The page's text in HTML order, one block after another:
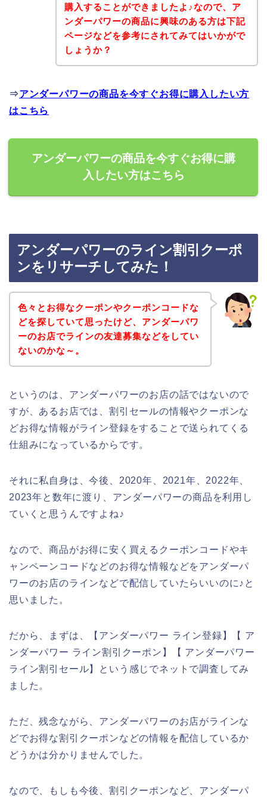
購入することができましたよ♪なので、ア
ンダーパワーの商品に興味のある方は下記
ページなどを参考にされてみてはいかがで
しょうか？
⇒アンダーパワーの商品を今すぐお得に購入したい方
はこちら
アンダーパワーの商品を今すぐお得に購
入したい方はこちら
アンダーパワーのライン割引クーポ
ンをリサーチしてみた！
色々とお得なクーポンやクーポンコードな
どを探していて思ったけど、アンダーパワ
ーのお店でラインの友達募集などをしてい
ないのかな～。
というのは、アンダーパワーのお店の話ではないので
すが、あるお店では、割引セールの情報やクーポンな
どお得な情報がライン登録をすることで送られてくる
仕組みになっているからです。
それに私自身は、今後、2020年、2021年、2022年、
2023年と数年に渡り、アンダーパワーの商品を利用し
ていくと思うんですよね♪
なので、商品がお得に安く買えるクーポンコードやキ
ャンペーンコードなどのお得な情報などをアンダーパ
ワーのお店のラインなどで配信していたらいいのに♪と
思いました。
だから、まずは、【アンダーパワー ライン登録】【 ア
ンダーパワー ライン割引クーポン】【 アンダーパワー
ライン割引セール】という感じでネットで調査してみ
ました。
ただ、残念ながら、アンダーパワーのお店がラインな
どでお得な割引クーポンなどの情報を配信しているか
どうかは分かりませんでした。
なので、もしも今後、割引クーポンなど、アンダーパ